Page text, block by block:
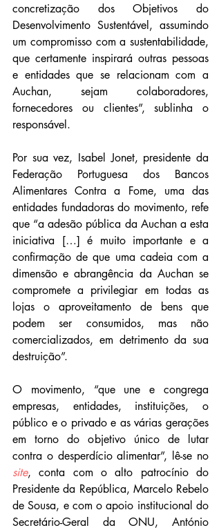
concretização dos Objetivos do
Desenvolvimento Sustentável, assumindo
um compromisso com a sustentabilidade,
que certamente inspirará outras pessoas
e entidades que se relacionam com a
Auchan, sejam colaboradores,
fornecedores ou clientes”, sublinha o
responsável.
Por sua vez, Isabel Jonet, presidente da
Federação Portuguesa dos Bancos
Alimentares Contra a Fome, uma das
entidades fundadoras do movimento, refe
que “a adesão pública da Auchan a esta
iniciativa […] é muito importante e a
confirmação de que uma cadeia com a
dimensão e abrangência da Auchan se
compromete a privilegiar em todas as
lojas o aproveitamento de bens que
podem ser consumidos, mas não
comercializados, em detrimento da sua
destruição”.
O movimento, “que une e congrega
empresas, entidades, instituições, o
público e o privado e as várias gerações
em torno do objetivo único de lutar
site, conta com o alto patrocínio do
Presidente da República, Marcelo Rebelo
de Sousa, e com o apoio institucional do
Secretário-Geral da ONU, António